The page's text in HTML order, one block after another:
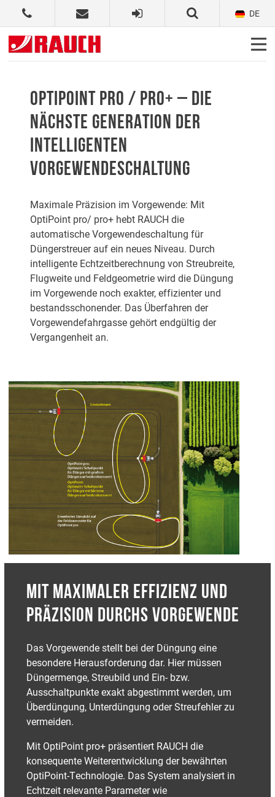
DE
OPTIPOINT PRO / PRO+ – DIE
NÄCHSTE GENERATION DER
INTELLIGENTEN
VORGEWENDESCHALTUNG
Maximale Präzision im Vorgewende: Mit
OptiPoint pro/ pro+ hebt RAUCH die
automatische Vorgewendeschaltung für
Düngerstreuer auf ein neues Niveau. Durch
intelligente Echtzeitberechnung von Streubreite,
Flugweite und Feldgeometrie wird die Düngung
im Vorgewende noch exakter, effizienter und
bestandsschonender. Das Überfahren der
Vorgewendefahrgasse gehört endgültig der
Vergangenheit an.
MIT MAXIMALER EFFIZIENZ UND
PRÄZISION DURCHS VORGEWENDE
Das Vorgewende stellt bei der Düngung eine
besondere Herausforderung dar. Hier müssen
Düngermenge, Streubild und Ein- bzw.
Ausschaltpunkte exakt abgestimmt werden, um
Überdüngung, Unterdüngung oder Streufehler zu
vermeiden.
Mit OptiPoint pro+ präsentiert RAUCH die
konsequente Weiterentwicklung der bewährten
OptiPoint-Technologie. Das System analysiert in
Echtzeit relevante Parameter wie